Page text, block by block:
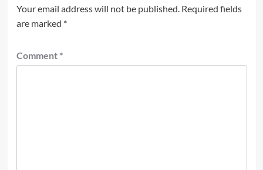
Your email address will not be published. Required fields
are marked *
Comment *